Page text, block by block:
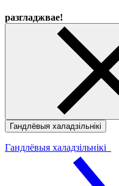
разгладжвае!
Гандлёвыя халадзільнікі
Гандлёвыя халадзільнікі